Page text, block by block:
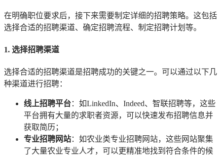
在明确职位要求后，接下来需要制定详细的招聘策略。这包括
选择合适的招聘渠道、确定招聘流程、制定招聘计划等。
1. 选择招聘渠道
选择合适的招聘渠道是招聘成功的关键之一。可以通过以下几
种渠道进行招聘：
线上招聘平台：如LinkedIn、Indeed、智联招聘等，这些
平台拥有大量的求职者资源，可以快速发布招聘信息并
获取简历；
专业招聘网站：如农业类专业招聘网站，这些网站聚集
了大量农业专业人才，可以更精准地找到符合条件的候